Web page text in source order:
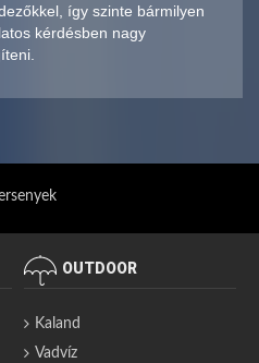
így szinte bármilyen
kérdésben nagy
OUTDOOR
Kaland
Vadvíz